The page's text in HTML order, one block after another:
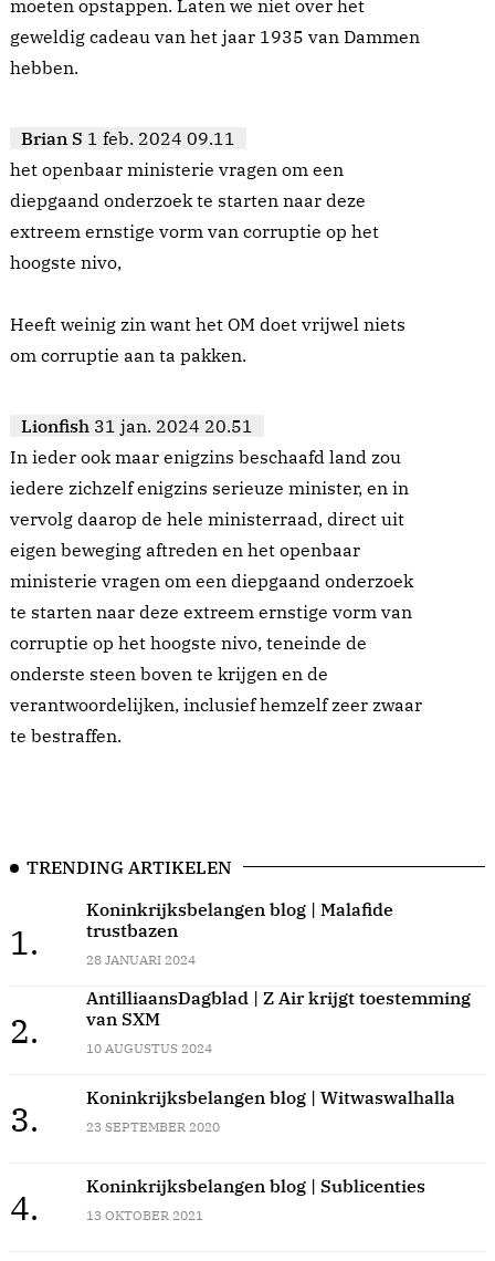
moeten opstappen. Laten we niet over het
geweldig cadeau van het jaar 1935 van Dammen
hebben.
Brian S 1 feb. 2024 09.11
het openbaar ministerie vragen om een
diepgaand onderzoek te starten naar deze
extreem ernstige vorm van corruptie op het
hoogste nivo,
Heeft weinig zin want het OM doet vrijwel niets
om corruptie aan ta pakken.
Lionfish 31 jan. 2024 20.51
In ieder ook maar enigzins beschaafd land zou
iedere zichzelf enigzins serieuze minister, en in
vervolg daarop de hele ministerraad, direct uit
eigen beweging aftreden en het openbaar
ministerie vragen om een diepgaand onderzoek
te starten naar deze extreem ernstige vorm van
corruptie op het hoogste nivo, teneinde de
onderste steen boven te krijgen en de
verantwoordelijken, inclusief hemzelf zeer zwaar
te bestraffen.
TRENDING ARTIKELEN
1.
Koninkrijksbelangen blog | Malafide
trustbazen
28 JANUARI 2024
2.
AntilliaansDagblad | Z Air krijgt toestemming
van SXM
10 AUGUSTUS 2024
3.
Koninkrijksbelangen blog | Witwaswalhalla
23 SEPTEMBER 2020
4.
Koninkrijksbelangen blog | Sublicenties
13 OKTOBER 2021